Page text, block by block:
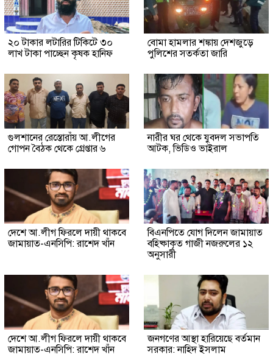
২০ টাকার লটারির টিকিটে ৩০
লাখ টাকা পাচ্ছেন কৃষক হানিফ
বোমা হামলার শঙ্কায় দেশজুড়ে
পুলিশের সতর্কতা জারি
গুলশানের রেস্তোরাঁয় আ.লীগের
গোপন বৈঠক থেকে গ্রেপ্তার ৬
নারীর ঘর থেকে যুবদল সভাপতি
আটক, ভিডিও ভাইরাল
দেশে আ.লীগ ফিরলে দায়ী থাকবে
জামায়াত-এনসিপি: রাশেদ খাঁন
বিএনপিতে যোগ দিলেন জামায়াত
বহিষ্কাকৃত গাজী নজরুলের ১২
অনুসারী
দেশে আ.লীগ ফিরলে দায়ী থাকবে
জামায়াত-এনসিপি: রাশেদ খাঁন
জনগণের আস্থা হারিয়েছে বর্তমান
সরকার: নাহিদ ইসলাম